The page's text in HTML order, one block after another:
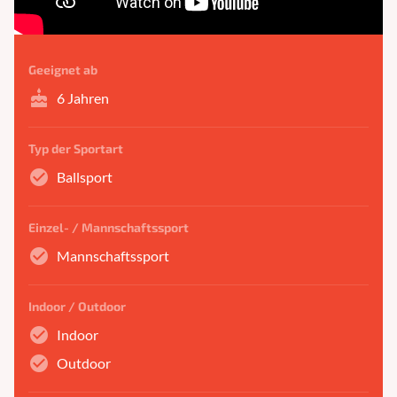
Geeignet ab
cake 6 Jahren
Typ der Sportart
check_circle Ballsport
Einzel- / Mannschaftssport
check_circle Mannschaftssport
Indoor / Outdoor
check_circle Indoor
check_circle Outdoor